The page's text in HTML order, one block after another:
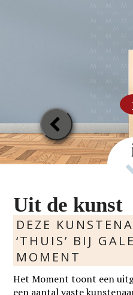
Previous
Slide
Uit de kunst
DEZE
‘THUIS’ BIJ
MOMENT
Het Moment toont een
een aantal vaste